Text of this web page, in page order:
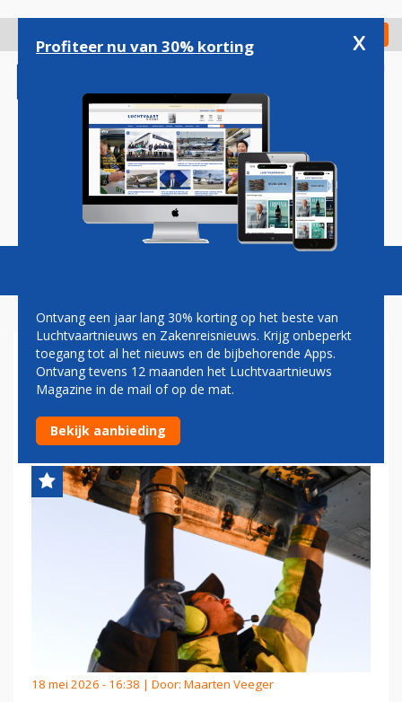
gaan
Check in
Magazine Podcasts Vacatures
KEROSINEPRODUCENTEN
VERWACHTEN IN EUROPA
GEEN TEKORTEN
18 mei 2026 - 16:38 | Door: Maarten Veeger
Profiteer nu van 30% korting x
Ontvang een jaar lang 30% korting op het beste van
Luchtvaartnieuws en Zakenreisnieuws. Krijg onbeperkt
toegang tot al het nieuws en de bijbehorende Apps.
Ontvang tevens 12 maanden het Luchtvaartnieuws
Magazine in de mail of op de mat.
Bekijk aanbieding